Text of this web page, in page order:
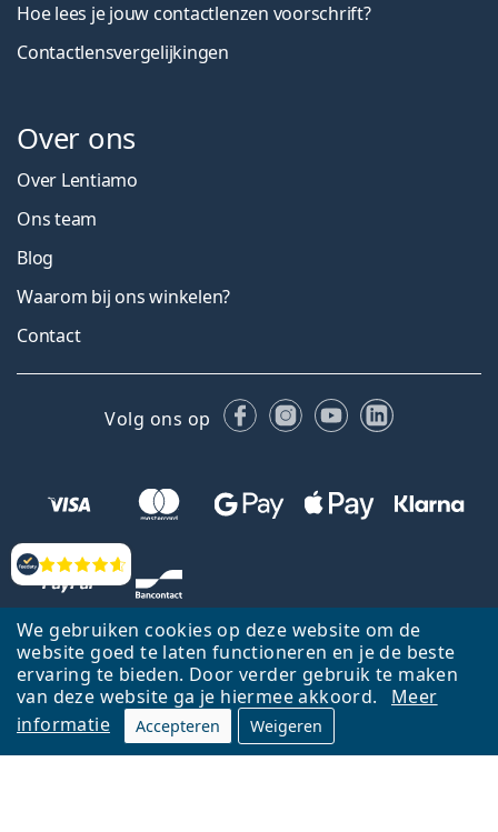
We gebruiken cookies op deze website om de
website goed te laten functioneren en je de beste
ervaring te bieden. Door verder gebruik te maken
van deze website ga je hiermee akkoord.
Meer
informatie
Accepteren Weigeren
Beoordelingen
Hoe lees je jouw contactlenzen voorschrift?
Contactlensvergelijkingen
Over ons
Over Lentiamo
Ons team
Blog
Waarom bij ons winkelen?
Contact
Volg ons op FacebookInstagram
YouTubeLinkedIn
Terug naar de homepagina Ga omhoog